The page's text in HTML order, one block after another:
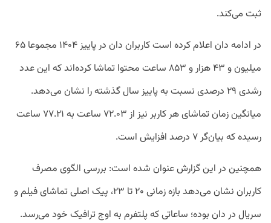
ثبت می‌کند.
در ادامه دان اعلام کرده است کاربران دان در پاییز ۱۴۰۴ مجموعا ۶۵
میلیون و ۴۳ هزار و ۸۵۳ ساعت محتوا تماشا کرده‌اند که این عدد
رشدی ۲۹ درصدی نسبت به پاییز سال گذشته را نشان می‌دهد.
میانگین زمان تماشای هر کاربر نیز از ۷۲.۰۳ ساعت به ۷۷.۲۱ ساعت
رسیده که بیان‌گر ۷ درصد افزایش است.
همچنین در این گزارش عنوان شده است: بررسی الگوی مصرف
کاربران نشان می‌دهد بازه زمانی ۲۰ تا ۲۳، پیک اصلی تماشای فیلم و
سریال در دان‌ بوده؛ ساعاتی که پلتفرم به اوج ترافیک خود می‌رسد.